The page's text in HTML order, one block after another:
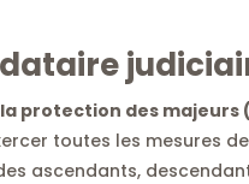
protection des majeurs
toutes les mesures
ascendants,